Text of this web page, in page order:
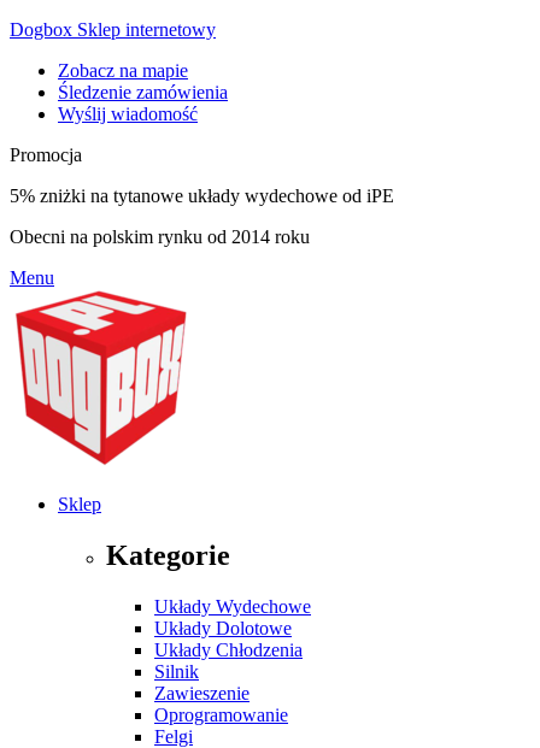
Dogbox Sklep internetowy
Zobacz na mapie
Śledzenie zamówienia
Wyślij wiadomość
Promocja
5% zniżki na tytanowe układy wydechowe od iPE
Obecni na polskim rynku od 2014 roku
Menu
Sklep
Kategorie
Układy Wydechowe
Układy Dolotowe
Układy Chłodzenia
Silnik
Zawieszenie
Oprogramowanie
Felgi